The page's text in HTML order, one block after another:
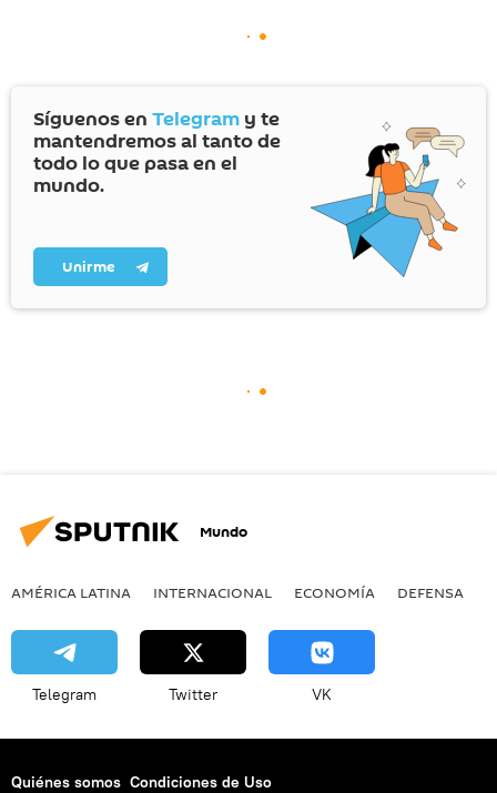
Síguenos en Telegram y te
mantendremos al tanto de
todo lo que pasa en el
mundo.
Unirme
Mundo
AMÉRICA LATINA INTERNACIONAL ECONOMÍA DEFENSA
Telegram Twitter VK
Quiénes somos Condiciones de Uso